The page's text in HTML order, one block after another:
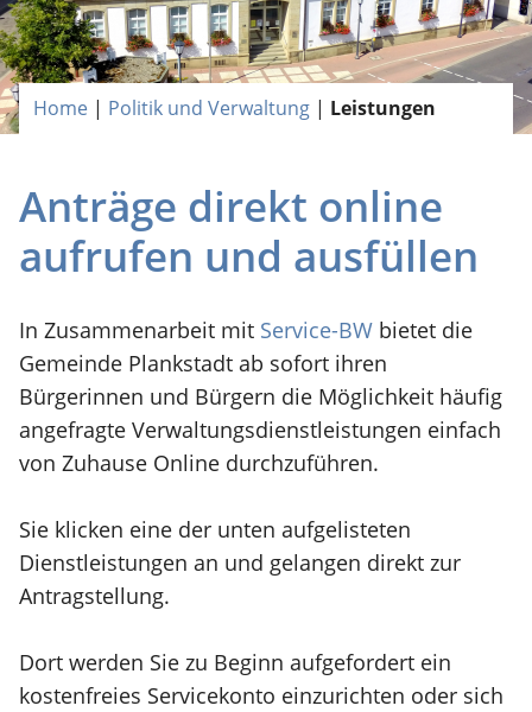
Home | Politik und Verwaltung | Leistungen
Anträge direkt online
aufrufen und ausfüllen
In Zusammenarbeit mit Service-BW bietet die
Gemeinde Plankstadt ab sofort ihren
Bürgerinnen und Bürgern die Möglichkeit häufig
angefragte Verwaltungsdienstleistungen einfach
von Zuhause Online durchzuführen.
Sie klicken eine der unten aufgelisteten
Dienstleistungen an und gelangen direkt zur
Antragstellung.
Dort werden Sie zu Beginn aufgefordert ein
kostenfreies Servicekonto einzurichten oder sich